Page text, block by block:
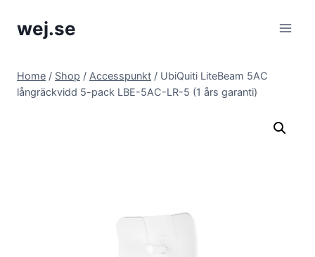
wej.se
Home / Shop / Accesspunkt / UbiQuiti LiteBeam 5AC
långräckvidd 5-pack LBE-5AC-LR-5 (1 års garanti)